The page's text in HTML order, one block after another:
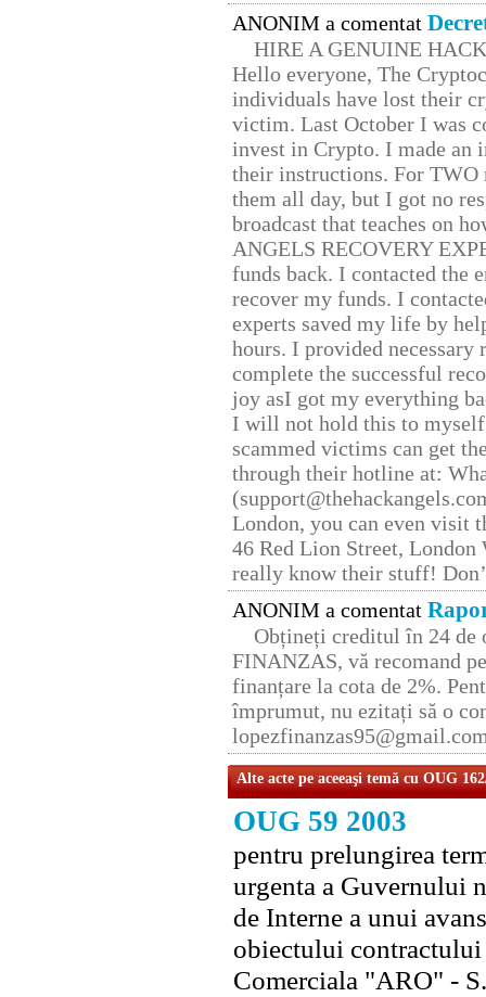
ANONIM a comentat
HIRE A GENUINE
Hello everyone, The
individuals have lost their
victim. Last October I was
invest in Crypto. I made
their instructions. For TWO
them all day, but I got no
broadcast that teaches on
ANGELS RECOVERY
funds back. I contacted the
recover my funds. I
experts saved my life by
hours. I provided
complete the successful
joy asI got my everything
I will not hold this to
scammed victims can get
through their hotline at:
London, you can even visit
46 Red Lion Street, London
really know their stuff!
ANONIM a comentat
Obțineți creditul în 24 de
FINANZAS, vă recomand
finanțare la cota de 2%.
împrumut, nu ezitați să o
Alte acte pe aceeaşi temă cu OUG
OUG 59 2003
pentru prelungirea
urgenta a Guvernului
de Interne a unui
obiectului contractului
Comerciala "ARO" -